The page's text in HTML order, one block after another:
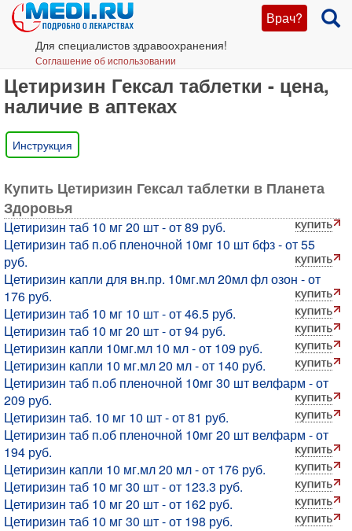
Врач?
Для специалистов здравоохранения!
Соглашение об использовании
Цетиризин Гексал таблетки - цена,
наличие в аптеках
Инструкция
Купить Цетиризин Гексал таблетки в Планета
Здоровья
Цетиризин таб 10 мг 20 шт - от 89 руб.
Цетиризин таб п.об пленочной 10мг 10 шт бфз - от 55
руб.
Цетиризин капли для вн.пр. 10мг.мл 20мл фл озон - от
176 руб.
Цетиризин таб 10 мг 10 шт - от 46.5 руб.
Цетиризин таб 10 мг 20 шт - от 94 руб.
Цетиризин капли 10мг.мл 10 мл - от 109 руб.
Цетиризин капли 10 мг.мл 20 мл - от 140 руб.
Цетиризин таб п.об пленочной 10мг 30 шт велфарм - от
209 руб.
Цетиризин таб. 10 мг 10 шт - от 81 руб.
Цетиризин таб п.об пленочной 10мг 20 шт велфарм - от
194 руб.
Цетиризин капли 10 мг.мл 20 мл - от 176 руб.
Цетиризин таб 10 мг 30 шт - от 123.3 руб.
Цетиризин таб 10 мг 20 шт - от 162 руб.
Цетиризин таб 10 мг 30 шт - от 198 руб.